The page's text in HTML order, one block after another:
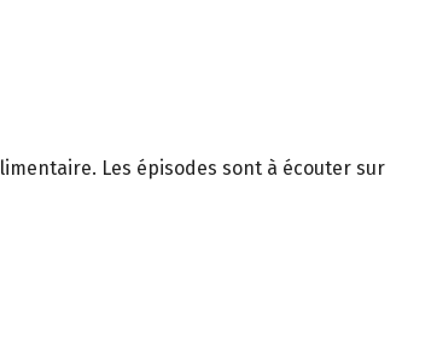
Les épisodes sont à écouter sur